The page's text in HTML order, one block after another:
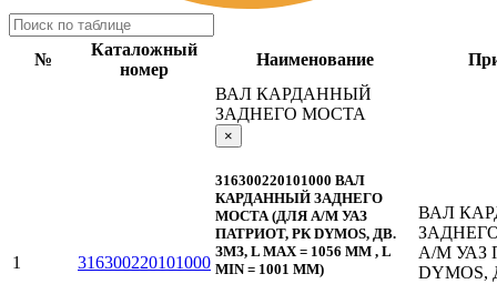
№
Каталожный
номер
Наименование
1 316300220101000
ВАЛ КАРДАННЫЙ
ЗАДНЕГО МОСТА
×
316300220101000 ВАЛ
КАРДАННЫЙ ЗАДНЕГО
МОСТА (ДЛЯ А/М УАЗ
ПАТРИОТ, РК DYMOS, ДВ.
ЗМЗ, L MAX = 1056 ММ , L
MIN = 1001 ММ)
ВАЛ
А/М УАЗ
DYMOS,